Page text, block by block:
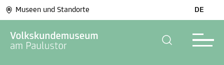
Museen und Standorte DE